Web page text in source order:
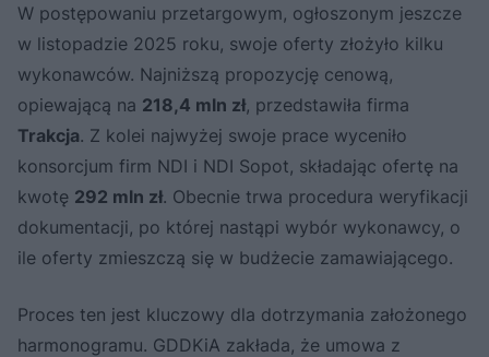
W postępowaniu przetargowym, ogłoszonym jeszcze
w listopadzie 2025 roku, swoje oferty złożyło kilku
wykonawców. Najniższą propozycję cenową,
opiewającą na 218,4 mln zł, przedstawiła firma
Trakcja. Z kolei najwyżej swoje prace wyceniło
konsorcjum firm NDI i NDI Sopot, składając ofertę na
kwotę 292 mln zł. Obecnie trwa procedura weryfikacji
dokumentacji, po której nastąpi wybór wykonawcy, o
ile oferty zmieszczą się w budżecie zamawiającego.
Proces ten jest kluczowy dla dotrzymania założonego
harmonogramu. GDDKiA zakłada, że umowa z